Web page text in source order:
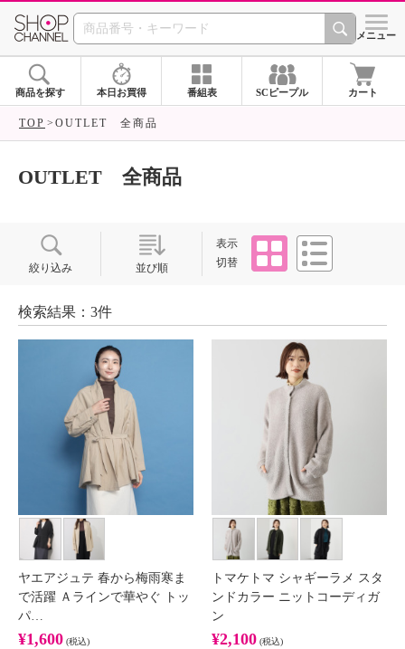
SHOP CHANNEL ショッ
メニュー
商品を探す 本日お買得 番組表 SCピープル カート
TOP OUTLET 全商品
OUTLET 全商品
絞り込み 並び順
表示
切替
タイル
検索結果：3件
ヤエアジュテ 春から梅雨寒ま
で活躍 Ａラインで華やぐ トッ
パ…
¥1,600 (税込)
トマケトマ シャギーラメ スタ
ンドカラー ニットコーディガ
ン
¥2,100 (税込)